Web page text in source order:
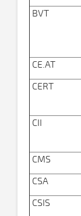
BVT
CE.AT
CERT
CII
CMS
CSA
CSIS